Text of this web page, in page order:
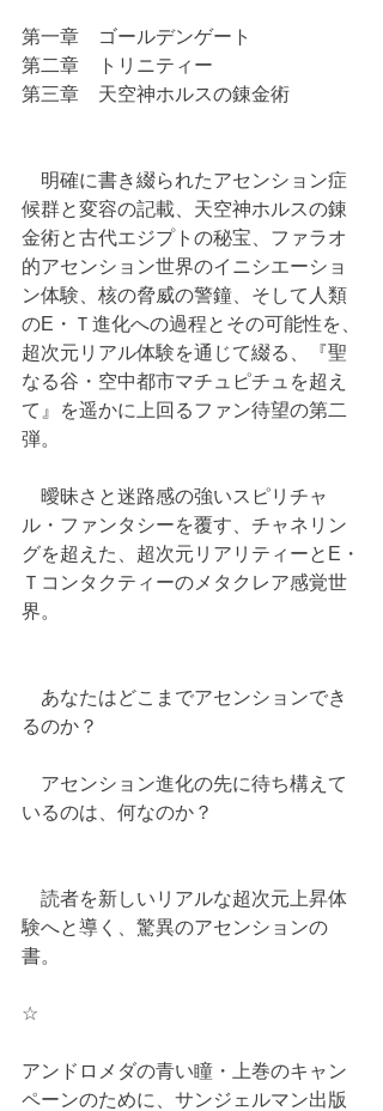
第一章　ゴールデンゲート
第二章　トリニティー
第三章　天空神ホルスの錬金術
明確に書き綴られたアセンション症
候群と変容の記載、天空神ホルスの錬
金術と古代エジプトの秘宝、ファラオ
的アセンション世界のイニシエーショ
ン体験、核の脅威の警鐘、そして人類
のE・Ｔ進化への過程とその可能性を、
超次元リアル体験を通じて綴る、『聖
なる谷・空中都市マチュピチュを超え
て』を遥かに上回るファン待望の第二
弾。
曖昧さと迷路感の強いスピリチャ
ル・ファンタシーを覆す、チャネリン
グを超えた、超次元リアリティーとE・
Ｔコンタクティーのメタクレア感覚世
界。
あなたはどこまでアセンションでき
るのか？
アセンション進化の先に待ち構えて
いるのは、何なのか？
読者を新しいリアルな超次元上昇体
験へと導く、驚異のアセンションの
書。
☆
アンドロメダの青い瞳・上巻のキャン
ペーンのために、サンジェルマン出版